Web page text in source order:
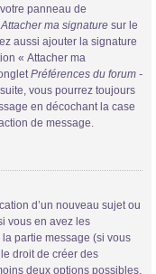
panneau de
Attacher ma signature sur le
aussi ajouter la signature
« Attacher ma
Préférences du forum -
vous pourrez toujours
en décochant la case
de message.
d’un nouveau sujet ou
vous en avez les
la partie message (si vous
droit de créer des
deux options possibles,